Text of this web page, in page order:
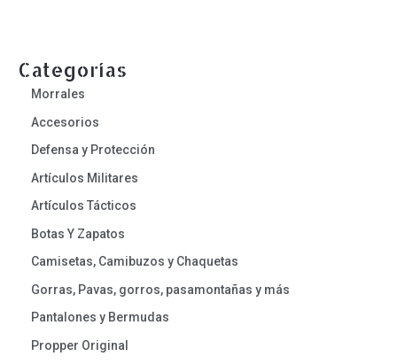
Categorías
Morrales
Accesorios
Defensa y Protección
Artículos Militares
Artículos Tácticos
Botas Y Zapatos
Camisetas, Camibuzos y Chaquetas
Gorras, Pavas, gorros, pasamontañas y más
Pantalones y Bermudas
Propper Original